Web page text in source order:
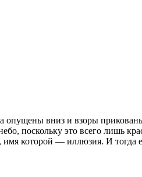
вниз и взоры
поскольку это всего лишь
которой — иллюзия. И